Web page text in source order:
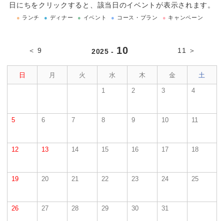
日にちをクリックすると、該当日のイベントが表示されます。
● ランチ ● ディナー ● イベント ● コース・プラン ● キャンペーン
＜ 9 2025 - 10 11 ＞
日 月 火 水 木 金 土
1 2 3 4
5 6 7 8 9 10 11
12 13 14 15 16 17 18
19 20 21 22 23 24 25
26 27 28 29 30 31